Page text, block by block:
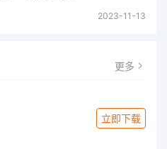
2023-11-13
更多
立即下载